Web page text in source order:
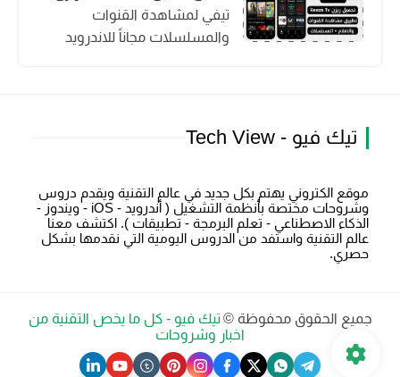
تيفي لمشاهدة القنوات
والمسلسلات مجاناً للاندرويد
تيك فيو - Tech View
موقع الكتروني يهتم بكل جديد في عالم التقنية ويقدم دروس
وشروحات مختصة بأنظمة التشغيل ( أندرويد - iOS - ويندوز -
الذكاء الاصطناعي - تعلم البرمجة - تطبيقات ). اكتشف معنا
عالم التقنية واستفد من الدروس اليومية التي نقدمها بشكل
حصري.
جميع الحقوق محفوظة © تيك فيو - كل ما يخص التقنية من
اخبار وشروحات